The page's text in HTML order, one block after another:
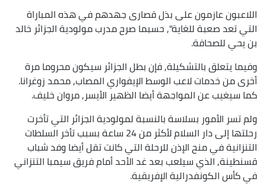
اللاعبون عازمون على بذل قصارى جهدهم في هذه المباراة
التي تعد صعبة للغاية", حسبما صرح مدرب مولودية الجزائر خالد
بن يحي للصحافة.
وفيما يتعلق بالتشكيلة, فإن بطل الجزائر سيكون محروما مرة
أخرى من خدمات لاعب الوسط الإيفواري المصاب, محمد زوغرانا.
كما سيغيب عن المواجهة أيضا الظهير الأيسر, مروان خليف.
ولم تسر الأمور بسلاسة بالنسبة لمولودية الجزائر التي تأخرت
رحلتها إلى دار السلام لأكثر من 24 ساعة بسبب تأخر السلطات
التنزانية في منح الإذن للرحلة التي كانت تقل أيضا وفد شباب
قسنطينة, الذي سيلعب بعد غد الأحد أمام فريق سيمبا التنزاني
في كأس الكونفدرالية الإفريقية.